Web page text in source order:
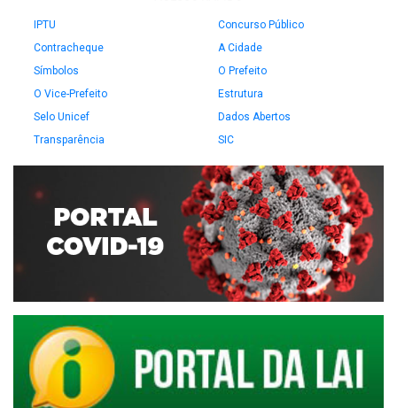
IPTU
Concurso Público
Contracheque
A Cidade
Símbolos
O Prefeito
O Vice-Prefeito
Estrutura
Selo Unicef
Dados Abertos
Transparência
SIC